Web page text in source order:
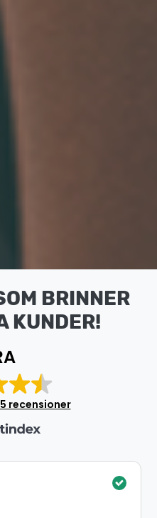
BRINNER
KUNDER!
recensioner